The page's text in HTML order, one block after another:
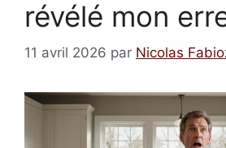
révélé mon
11 avril 2026 par Nicolas